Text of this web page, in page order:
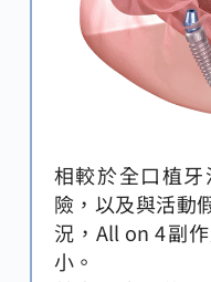
相較於全口植
險，以及與活動
況，All on 4副
小。